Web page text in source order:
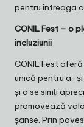
pentru întreaga
CONIL Fest – o
incluziunii
CONIL Fest
unică pentru a-
și a se simți
promovează
șanse. Prin